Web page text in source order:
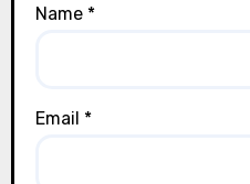
Name *
Email *